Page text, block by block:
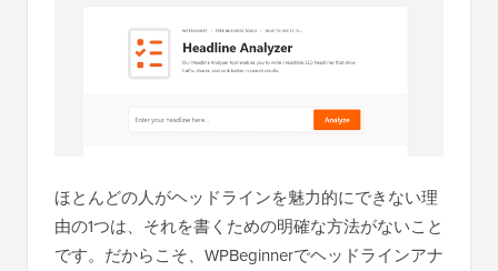
ほとんどの人がヘッドラインを魅力的にできない理
由の1つは、それを書くための明確な方法がないこと
です。だからこそ、WPBeginnerでヘッドラインアナ